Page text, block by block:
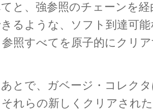
と、強参照のチェーンを
るような、ソフト到達可
参照すべてを原子的にクリ
とで、ガベージ・コレク
れらの新しくクリアされ